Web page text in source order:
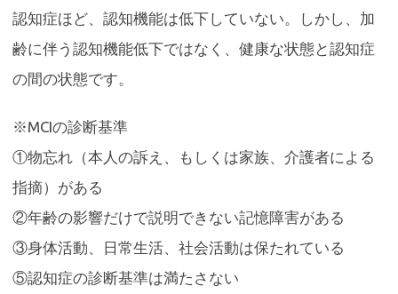
認知症ほど、認知機能は低下していない。しかし、加
齢に伴う認知機能低下ではなく、健康な状態と認知症
の間の状態です。
※MCIの診断基準
①物忘れ（本人の訴え、もしくは家族、介護者による
指摘）がある
②年齢の影響だけで説明できない記憶障害がある
③身体活動、日常生活、社会活動は保たれている
⑤認知症の診断基準は満たさない